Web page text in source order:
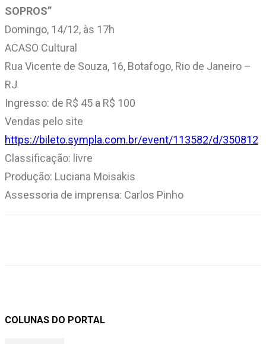
SOPROS”
Domingo, 14/12, às 17h
ACASO Cultural
Rua Vicente de Souza, 16, Botafogo, Rio de Janeiro –
RJ
Ingresso: de R$ 45 a R$ 100
Vendas pelo site
https://bileto.sympla.com.br/event/113582/d/350812
Classificação: livre
Produção: Luciana Moisakis
Assessoria de imprensa: Carlos Pinho
COLUNAS DO PORTAL